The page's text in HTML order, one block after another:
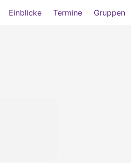
Einblicke Termine Gruppen